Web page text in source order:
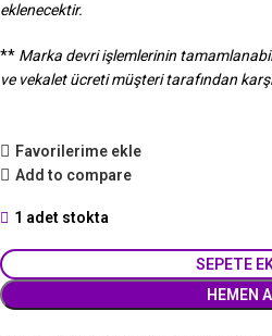
eklenecektir.
** Marka devri işlemlerinin
ve vekalet ücreti müşteri tarafından
Favorilerime ekle
Add to compare
1 adet stokta
SEPETE
HEMEN